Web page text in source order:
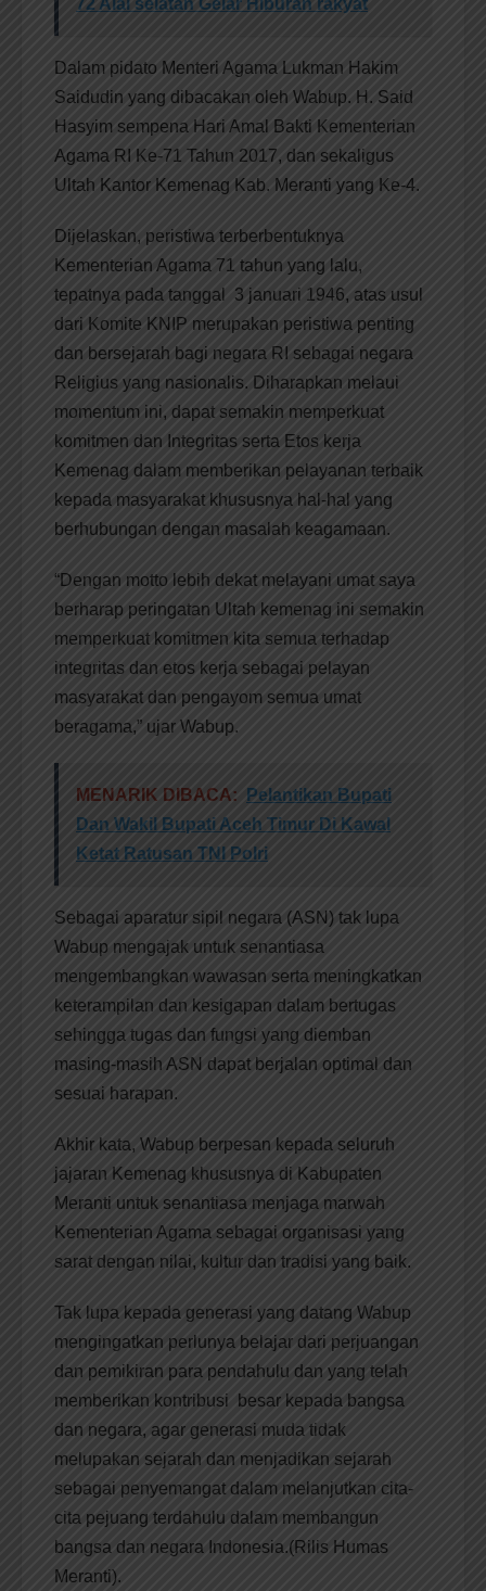
72 Alai selatan Gelar Hiburan rakyat
Dalam pidato Menteri Agama Lukman Hakim
Saidudin yang dibacakan oleh Wabup. H. Said
Hasyim sempena Hari Amal Bakti Kementerian
Agama RI Ke-71 Tahun 2017, dan sekaligus
Ultah Kantor Kemenag Kab. Meranti yang Ke-4.
Dijelaskan, peristiwa terberbentuknya
Kementerian Agama 71 tahun yang lalu,
tepatnya pada tanggal 3 januari 1946, atas usul
dari Komite KNIP merupakan peristiwa penting
dan bersejarah bagi negara RI sebagai negara
Religius yang nasionalis. Diharapkan melaui
momentum ini, dapat semakin memperkuat
komitmen dan Integritas serta Etos kerja
Kemenag dalam memberikan pelayanan terbaik
kepada masyarakat khususnya hal-hal yang
berhubungan dengan masalah keagamaan.
“Dengan motto lebih dekat melayani umat saya
berharap peringatan Ultah kemenag ini semakin
memperkuat komitmen kita semua terhadap
integritas dan etos kerja sebagai pelayan
masyarakat dan pengayom semua umat
beragama,” ujar Wabup.
MENARIK DIBACA:
Pelantikan Bupati
Dan Wakil Bupati Aceh Timur Di Kawal
Ketat Ratusan TNI Polri
Sebagai aparatur sipil negara (ASN) tak lupa
Wabup mengajak untuk senantiasa
mengembangkan wawasan serta meningkatkan
keterampilan dan kesigapan dalam bertugas
sehingga tugas dan fungsi yang diemban
masing-masih ASN dapat berjalan optimal dan
sesuai harapan.
Akhir kata, Wabup berpesan kepada seluruh
jajaran Kemenag khususnya di Kabupaten
Meranti untuk senantiasa menjaga marwah
Kementerian Agama sebagai organisasi yang
sarat dengan nilai, kultur dan tradisi yang baik.
Tak lupa kepada generasi yang datang Wabup
mengingatkan perlunya belajar dari perjuangan
dan pemikiran para pendahulu dan yang telah
memberikan kontribusi besar kepada bangsa
dan negara, agar generasi muda tidak
melupakan sejarah dan menjadikan sejarah
sebagai penyemangat dalam melanjutkan cita-
cita pejuang terdahulu dalam membangun
bangsa dan negara Indonesia.(Rilis Humas
Meranti).